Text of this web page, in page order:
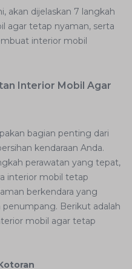
akan dijelaskan 7 langkah
agar tetap nyaman, serta
interior mobil
Interior Mobil Agar
bagian penting dari
kendaraan Anda.
perawatan yang tepat,
interior mobil tetap
berkendara yang
Berikut adalah
mobil agar tetap